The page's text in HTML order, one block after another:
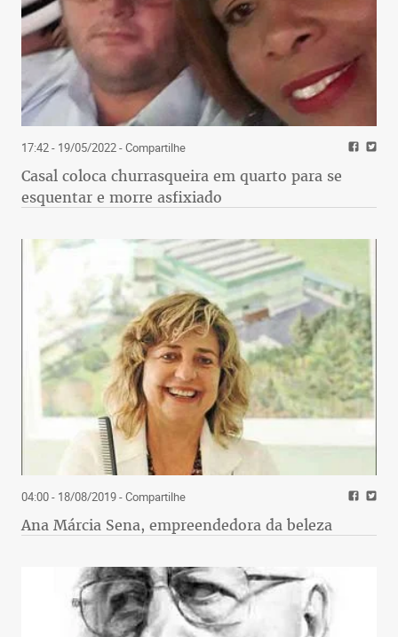
17:42 - 19/05/2022- Compartilhe
Casal coloca churrasqueira em quarto para se
esquentar e morre asfixiado
04:00 - 18/08/2019- Compartilhe
Ana Márcia Sena, empreendedora da beleza